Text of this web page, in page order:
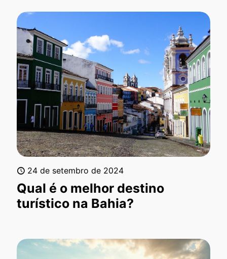
24 de setembro de 2024
Qual é o melhor destino
turístico na Bahia?